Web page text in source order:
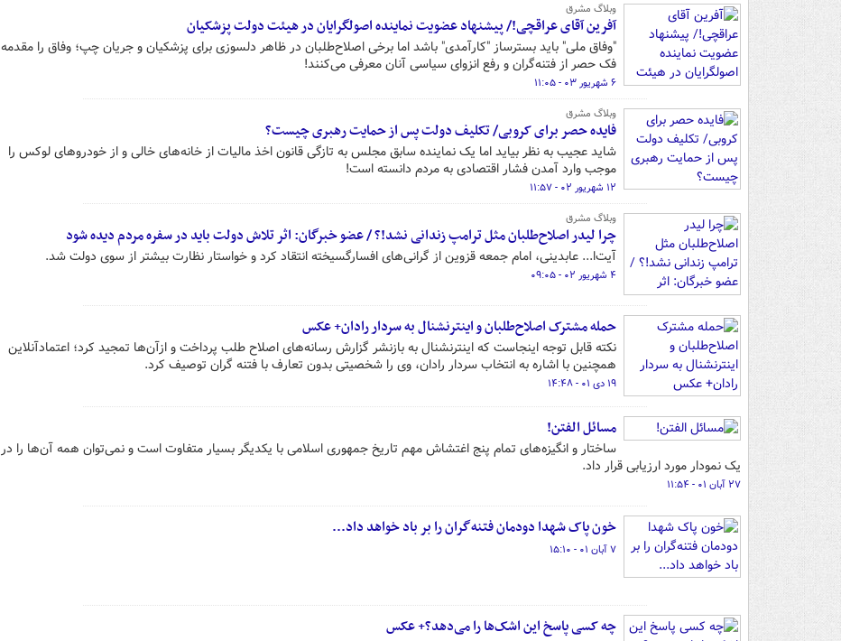
وبلاگ مشرق
آفرین آقای عراقچی!/ پیشنهاد عضویت نماینده اصولگرایان در هیئت دولت پزشکیان
"وفاق ملی" باید بسترساز "کارآمدی" باشد اما برخی اصلاح‌طلبان در ظاهر دلسوزی برای پزشکیان و جریان چپ؛ وفاق را مقدمه
فک حصر از فتنه‌گران و رفع انزوای سیاسی آنان معرفی می‌کنند!
۶ شهریور ۰۳ - ۱۱:۰۵
وبلاگ مشرق
فایده حصر برای کروبی/ تکلیف دولت پس از حمایت رهبری چیست؟
شاید عجیب به نظر بیاید اما یک نماینده سابق مجلس به تازگی قانون اخذ مالیات از خانه‌های خالی و از خودروهای لوکس را
موجب وارد آمدن فشار اقتصادی به مردم دانسته است!
۱۲ شهریور ۰۲ - ۱۱:۵۷
وبلاگ مشرق
چرا لیدر اصلاح‌طلبان مثل ترامپ زندانی نشد!؟ / عضو خبرگان: اثر تلاش دولت باید در سفره مردم دیده شود
آیت‌ا... عابدینی، امام جمعه قزوین از گرانی‌های افسارگسیخته انتقاد کرد و خواستار نظارت بیشتر از سوی دولت شد.
۴ شهریور ۰۲ - ۰۹:۰۵
حمله مشترک اصلاح‌طلبان و اینترنشنال به سردار رادان+ عکس
نکته قابل توجه اینجاست که اینترنشنال به بازنشر گزارش رسانه‌های اصلاح طلب پرداخت و ازآن‌ها تمجید کرد؛ اعتمادآنلاین
همچنین با اشاره به انتخاب سردار رادان، وی را شخصیتی بدون تعارف با فتنه گران توصیف کرد.
۱۹ دی ۰۱ - ۱۴:۴۸
مسائل الفتن!
ساختار و انگیزه‌های تمام پنج اغتشاش مهم تاریخ جمهوری اسلامی با یکدیگر بسیار متفاوت است و نمی‌توان همه آن‌ها را در
یک نمودار مورد ارزیابی قرار داد.
۲۷ آبان ۰۱ - ۱۱:۵۴
خون پاک شهدا دودمان فتنه‌گران را بر باد خواهد داد...
۷ آبان ۰۱ - ۱۵:۱۰
چه کسی پاسخ این اشک‌ها را می‌دهد؟+ عکس